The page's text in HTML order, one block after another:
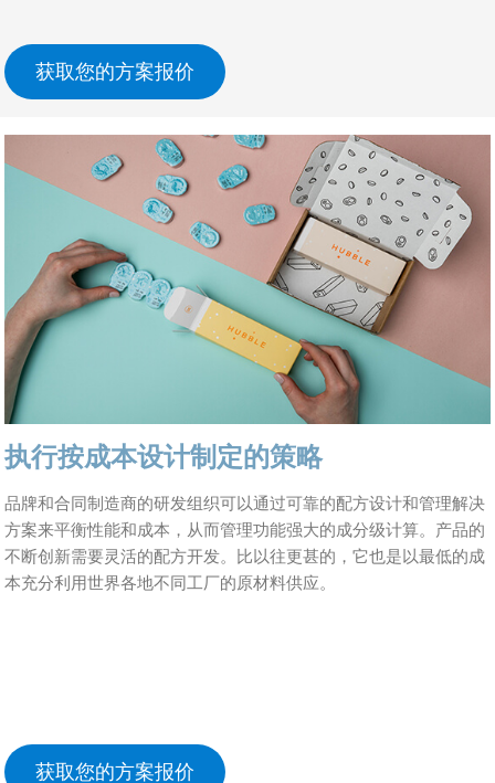
John Replogle
Seventh Generation CEO
获取您的方案报价
执行按成本设计制定的策略
品牌和合同制造商的研发组织可以通过可靠的配方设计和管理解决
方案来平衡性能和成本，从而管理功能强大的成分级计算。产品的
不断创新需要灵活的配方开发。比以往更甚的，它也是以最低的成
本充分利用世界各地不同工厂的原材料供应。
获取您的方案报价